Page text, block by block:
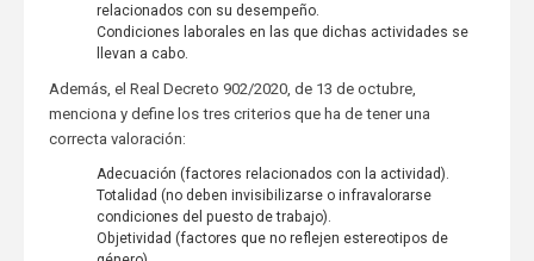
relacionados con su desempeño.
Condiciones laborales en las que dichas actividades se
llevan a cabo.
Además, el Real Decreto 902/2020, de 13 de octubre,
menciona y define los tres criterios que ha de tener una
correcta valoración:
Adecuación (factores relacionados con la actividad).
Totalidad (no deben invisibilizarse o infravalorarse
condiciones del puesto de trabajo).
Objetividad (factores que no reflejen estereotipos de